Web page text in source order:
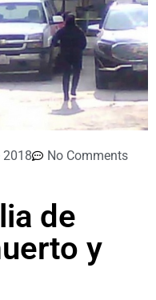
2018
No Comments
de
y